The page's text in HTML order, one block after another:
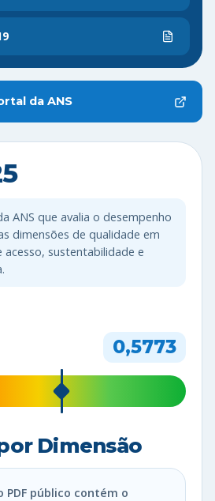
da ANS
ANS que avalia o desempenho
dimensões de qualidade em
acesso, sustentabilidade e
0,5773
Dimensão
PDF público contém o